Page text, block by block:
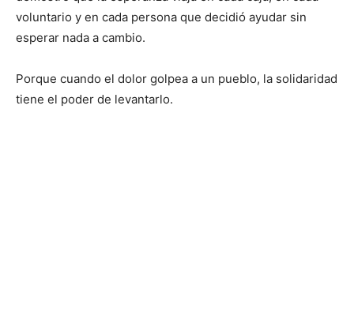
voluntario y en cada persona que decidió ayudar sin
esperar nada a cambio.
Porque cuando el dolor golpea a un pueblo, la solidaridad
tiene el poder de levantarlo.